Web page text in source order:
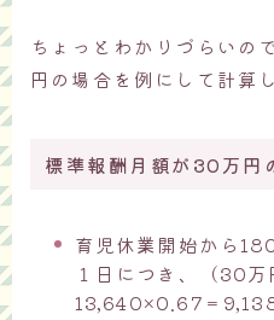
ちょっとわかりづらいの
円の場合を例にして計算
標準報酬月額が30万円
育児休業開始から
１日につき、（30
13,640×0.67＝